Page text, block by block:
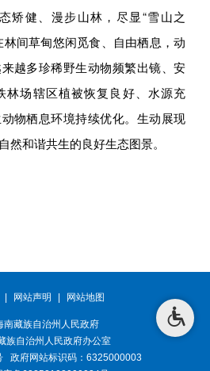
矫健、漫步山林，尽显“雪山之
林间草甸悠闲觅食、自由栖息，动
越多珍稀野生动物频繁出镜、安
林场辖区植被恢复良好、水源充
物栖息环境持续优化。生动展现
然和谐共生的良好生态图景。
网站声明 网站地图
南藏族自治州人民政府
族自治州人民政府办公室
政府网站标识码：6325000003